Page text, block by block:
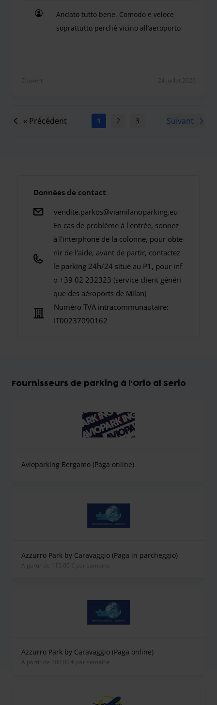
Andato tutto bene. Comodo e veloce
soprattutto perché vicino all’aeroporto
Couvert 24 juillet 2026
« Précédent 1 2 3 5
Suivant
Données de contact
vendite.parkos@viamilanoparking.eu
En cas de problème à l'entrée, sonnez
à l'interphone de la colonne, pour obte
nir de l'aide, avant de partir, contactez
le parking 24h/24 situé au P1, pour inf
o +39 02 232323 (service client généri
que des aéroports de Milan)
Numéro TVA intracommunautaire:
IT00237090162
Fournisseurs de parking à l'Orio al Serio
Avioparking Bergamo (Paga online)
Azzurro Park by Caravaggio (Paga in parcheggio)
À partir de 115,00 € par semaine
Azzurro Park by Caravaggio (Paga online)
À partir de 100,00 € par semaine